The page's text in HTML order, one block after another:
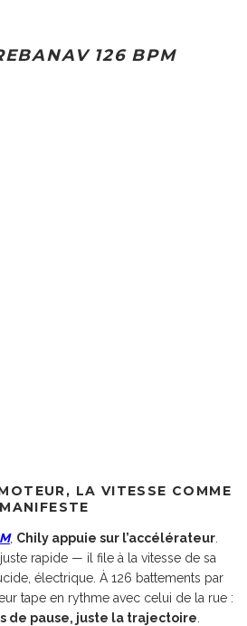
126 BPM
LA VITESSE COMME
MANIFESTE
, Chily appuie sur l’accélérateur
juste rapide — il file à la vitesse de sa
électrique. À 126 battements par
tape en rythme avec celui de la rue :
de pause, juste la trajectoire